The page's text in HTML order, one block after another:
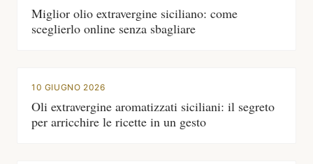
Miglior olio extravergine siciliano: come
sceglierlo online senza sbagliare
10 GIUGNO 2026
Oli extravergine aromatizzati siciliani: il segreto
per arricchire le ricette in un gesto